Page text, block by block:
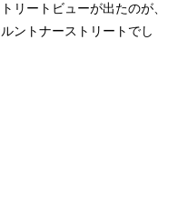
リートビューが出たのが、
ントナーストリートでし